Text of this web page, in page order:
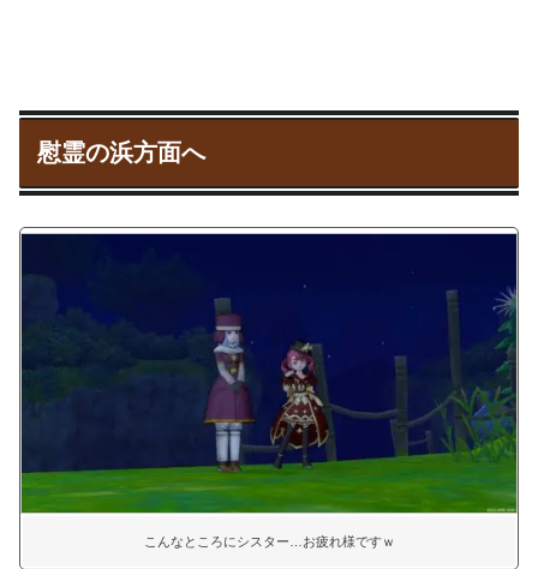
慰霊の浜方面へ
こんなところにシスター…お疲れ様ですｗ